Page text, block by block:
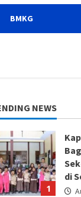
BMKG
NEWS
1
di